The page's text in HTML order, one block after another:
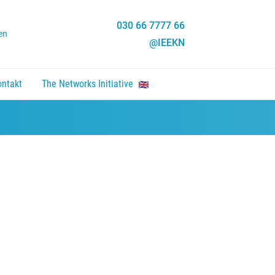
030 66 7777 66
@IEEKN
The Networks Initiative